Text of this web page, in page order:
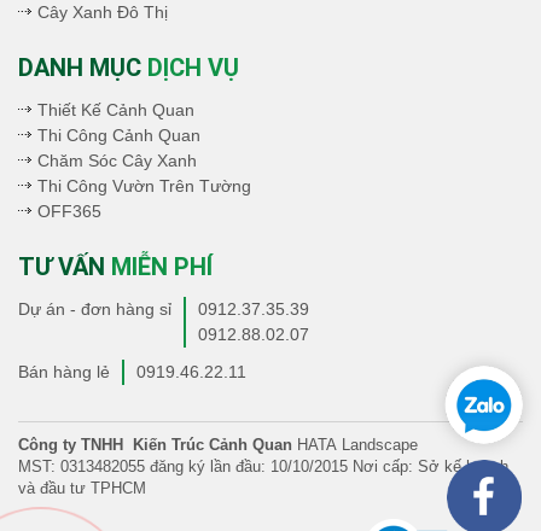
Cây Xanh Đô Thị
DANH MỤC DỊCH VỤ
Thiết Kế Cảnh Quan
Thi Công Cảnh Quan
Chăm Sóc Cây Xanh
Thi Công Vườn Trên Tường
OFF365
TƯ VẤN MIỄN PHÍ
Dự án - đơn hàng sỉ
0912.37.35.39
0912.88.02.07
Bán hàng lẻ
0919.46.22.11
Công ty TNHH Kiến Trúc Cảnh Quan HATA Landscape
MST: 0313482055 đăng ký lần đầu: 10/10/2015 Nơi cấp: Sở kế hoạch
và đầu tư TPHCM